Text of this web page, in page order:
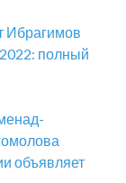
Ибрагимов
полный
объявляет